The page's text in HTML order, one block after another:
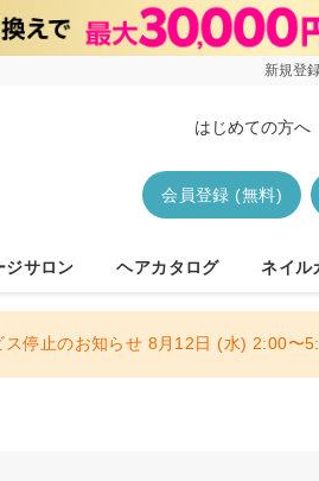
新規登
はじめての方へ
会員登録 (無料)
ジサロン ヘアカタログ ネイル
ス停止のお知らせ 8月12日 (水) 2:00〜